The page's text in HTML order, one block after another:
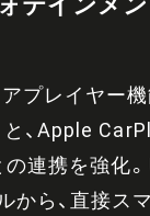
プレイヤー
、Apple
の連携を強化
から、直接ス